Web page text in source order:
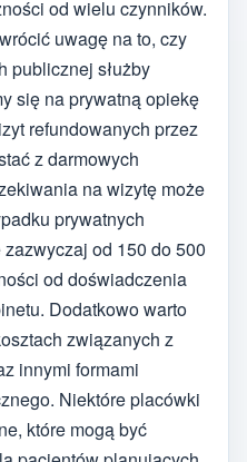
od wielu czynników.
uwagę na to, czy
publicznej służby
się na prywatną opiekę
refundowanych przez
z darmowych
na wizytę może
prywatnych
od 150 do 500
od doświadczenia
Dodatkowo warto
związanych z
innymi formami
Niektóre placówki
które mogą być